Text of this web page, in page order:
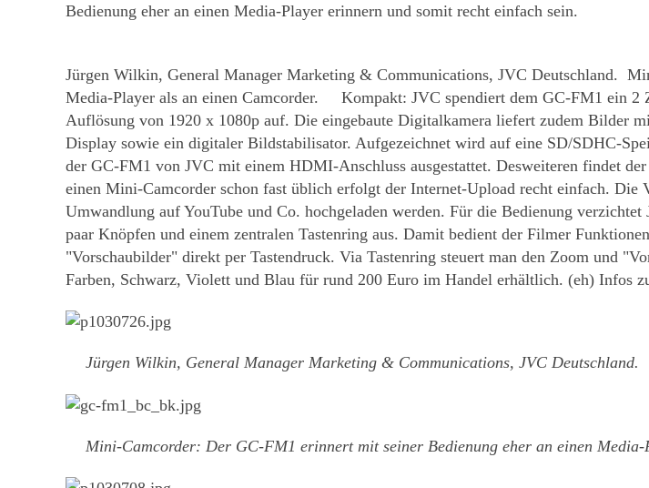
Bedienung eher an einen Media-Player erinnern und somit recht einfach sein.
Jürgen Wilkin, General Manager Marketing & Communications, JVC Deutschland.
Media-Player als an einen Camcorder. Kompakt: JVC spendiert dem GC-FM1 ein
Auflösung von 1920 x 1080p auf. Die eingebaute Digitalkamera liefert zudem Bilder
Display sowie ein digitaler Bildstabilisator. Aufgezeichnet wird auf eine SD/SDHC-
der GC-FM1 von JVC mit einem HDMI-Anschluss ausgestattet. Desweiteren findet
einen Mini-Camcorder schon fast üblich erfolgt der Internet-Upload recht einfach.
Umwandlung auf YouTube und Co. hochgeladen werden. Für die Bedienung
paar Knöpfen und einem zentralen Tastenring aus. Damit bedient der Filmer
"Vorschaubilder" direkt per Tastendruck. Via Tastenring steuert man den Zoom und
Farben, Schwarz, Violett und Blau für rund 200 Euro im Handel erhältlich. (eh) Infos
Jürgen Wilkin, General Manager Marketing & Communications, JVC Deutschland.
Mini-Camcorder: Der GC-FM1 erinnert mit seiner Bedienung eher an einen